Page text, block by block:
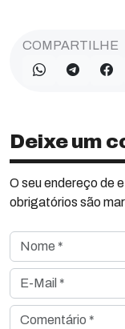
COMPARTILHE
Deixe um
O seu endereço de
obrigatórios são
Nome *
E-Mail *
Comentário *